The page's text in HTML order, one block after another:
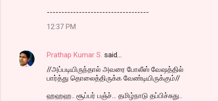
-----------------------------------
12:37 PM
Prathap Kumar S. said…
//அப்படியிருந்தால் அவரை போலீஸ் வேஷத்தில்
பார்த்து தொலைத்திருக்க வேண்டியிருக்கும்//
ஹஹஹ.. சூப்பர் பஞ்ச்... தமிழ்நாடு தப்பிச்சுது..